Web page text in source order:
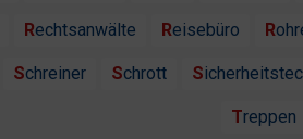
Rechtsanwälte Reisebüro
Schreiner Schrott
Treppen